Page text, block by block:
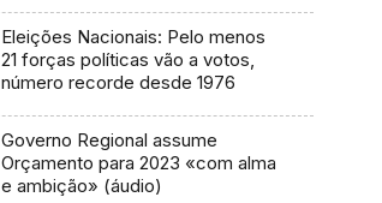
Eleições Nacionais: Pelo menos
21 forças políticas vão a votos,
número recorde desde 1976
Governo Regional assume
Orçamento para 2023 «com alma
e ambição» (áudio)